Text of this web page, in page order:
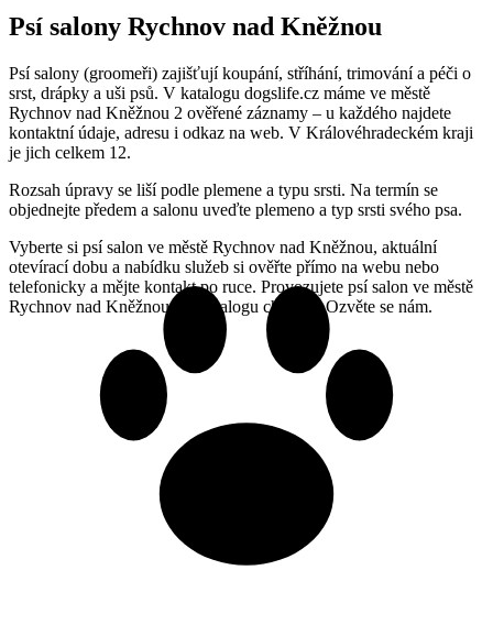
Psí salony Rychnov nad Kněžnou
Psí salony (groomeři) zajišťují koupání, stříhání, trimování a péči o
srst, drápky a uši psů. V katalogu dogslife.cz máme ve městě
Rychnov nad Kněžnou 2 ověřené záznamy – u každého najdete
kontaktní údaje, adresu i odkaz na web. V Královéhradeckém kraji
je jich celkem 12.
Rozsah úpravy se liší podle plemene a typu srsti. Na termín se
objednejte předem a salonu uveďte plemeno a typ srsti svého psa.
Vyberte si psí salon ve městě Rychnov nad Kněžnou, aktuální
otevírací dobu a nabídku služeb si ověřte přímo na webu nebo
telefonicky a mějte kontakt po ruce. Provozujete psí salon ve městě
Rychnov nad Kněžnou a v katalogu chybíte? Ozvěte se nám.